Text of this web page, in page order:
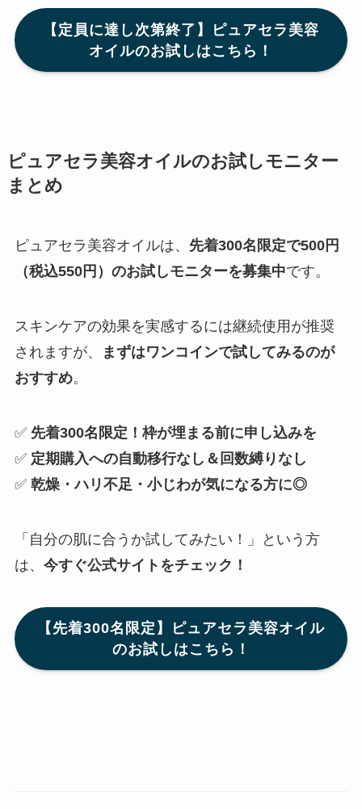
【定員に達し次第終了】ピュアセラ美容
オイルのお試しはこちら！
ピュアセラ美容オイルのお試しモニター
まとめ
ピュアセラ美容オイルは、 先着300名限定で500円
（税込550円）のお試しモニターを募集中です。
スキンケアの効果を実感するには継続使用が推奨
されますが、
まずはワンコインで試してみるのが
おすすめ。
✅ 先着300名限定！枠が埋まる前に申し込みを
✅ 定期購入への自動移行なし＆回数縛りなし
✅ 乾燥・ハリ不足・小じわが気になる方に◎
「自分の肌に合うか試してみたい！」という方
は、 今すぐ公式サイトをチェック！
【先着300名限定】ピュアセラ美容オイル
のお試しはこちら！